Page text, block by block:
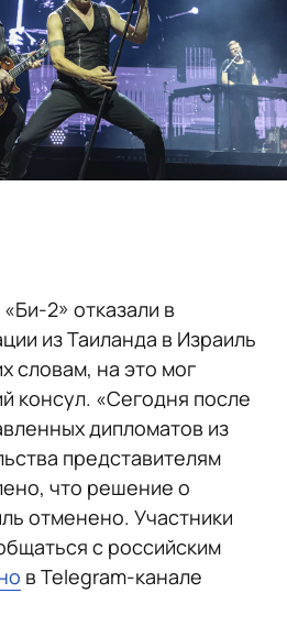
2» отказали в
из Таиланда в Израиль
словам, на это мог
консул. «Сегодня после
дипломатов из
представителям
что решение о
отменено. Участники
с российским
в Telegram-канале